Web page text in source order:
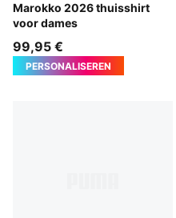
Marokko 2026 thuisshirt
voor dames
Fast Red-Victory Gold
99,95 €
PERSONALISEREN